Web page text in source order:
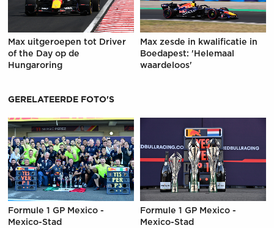
Max uitgeroepen tot Driver
of the Day op de
Hungaroring
Max zesde in kwalificatie in
Boedapest: 'Helemaal
waardeloos'
GERELATEERDE FOTO'S
Formule 1 GP Mexico -
Mexico-Stad
Formule 1 GP Mexico -
Mexico-Stad